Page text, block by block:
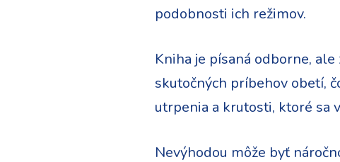
podobnosti ich režimov.
Kniha je písaná odborne,
skutočných príbehov obetí,
utrpenia a krutosti, ktoré sa
Nevýhodou môže byť